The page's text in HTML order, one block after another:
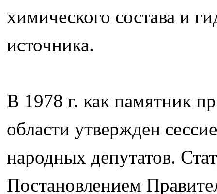
химического состава и
источника.
В 1978 г. как памятник
области утвержден
народных депутатов.
Постановлением